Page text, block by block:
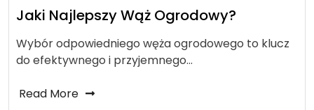
Jaki Najlepszy Wąż Ogrodowy?
Wybór odpowiedniego węża ogrodowego to klucz
do efektywnego i przyjemnego…
Read More